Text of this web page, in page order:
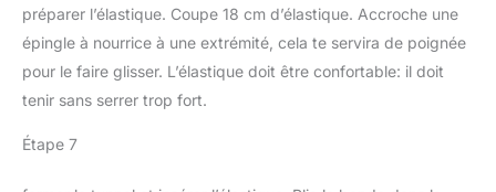
préparer l’élastique. Coupe 18 cm d’élastique. Accroche une
épingle à nourrice à une extrémité, cela te servira de poignée
pour le faire glisser. L’élastique doit être confortable: il doit
tenir sans serrer trop fort.
Étape 7